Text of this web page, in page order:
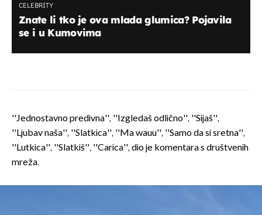
CELEBRITY
Znate li tko je ova mlada glumica? Pojavila
se i u Kumovima
''Jednostavno predivna'', ''Izgledaš odlično'', ''Sijaš'',
''Ljubav naša'', ''Slatkica'', ''Ma wauu'', ''Samo da si sretna'',
''Lutkica'', ''Slatkiš'', ''Carica'', dio je komentara s društvenih
mreža.